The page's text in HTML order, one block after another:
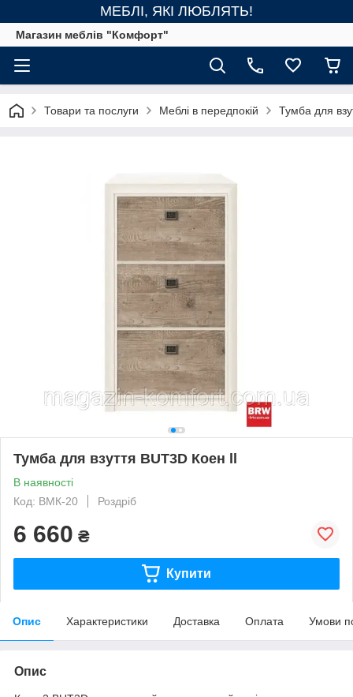
МЕБЛІ, ЯКІ ЛЮБЛЯТЬ!
Магазин меблів "Комфорт"
Товари та послуги Меблі в передпокій Тумба для
Тумба для взуття BUT3D Коен ll
В наявності
Код: ВМК-20
Роздріб
6 660 ₴
Купити
Опис Характеристики Доставка Оплата Умови
Опис